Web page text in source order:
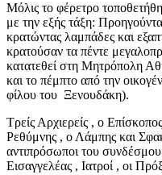
Μόλις το φέρετρο
με την εξής τάξη:
κρατώντας λαμπάδες και
κρατούσαν τα πέντε
κατατεθεί στη Μητρόπολη
και το πέμπτο από την
φίλου του Ξενουδάκη).
Τρείς Αρχιερείς , ο
Ρεθύμνης , ο Λάμπης και
αντιπρόσωποι του
Εισαγγελέας , Ιατροί , οι